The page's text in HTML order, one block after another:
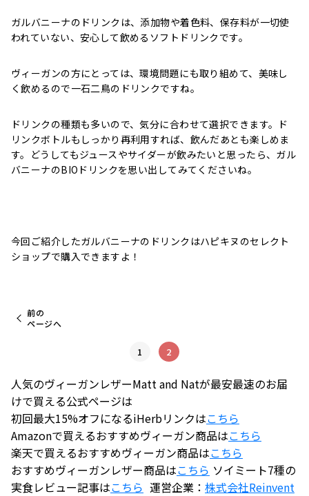
ガルバニーナのドリンクは、添加物や着色料、保存料が一切使
われていない、安心して飲めるソフトドリンクです。
ヴィーガンの方にとっては、環境問題にも取り組めて、美味し
く飲めるので一石二鳥のドリンクですね。
ドリンクの種類も多いので、気分に合わせて選択できます。ド
リンクボトルもしっかり再利用すれば、飲んだあとも楽しめま
す。どうしてもジュースやサイダーが飲みたいと思ったら、ガル
バニーナのBIOドリンクを思い出してみてくださいね。
今回ご紹介したガルバニーナのドリンクはハピキヌのセレクト
ショップで購入できますよ！
前の
ページへ
1 2
人気のヴィーガンレザーMatt and Natが最安最速のお届
けで買える公式ページは
初回最大15%オフになるiHerbリンクはこちら
Amazonで買えるおすすめヴィーガン商品はこちら
楽天で買えるおすすめヴィーガン商品はこちら
おすすめヴィーガンレザー商品はこちら ソイミート7種の
実食レビュー記事はこちら 運営企業： 株式会社Reinvent